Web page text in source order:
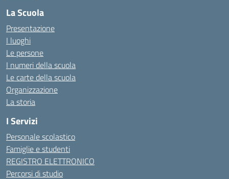
La Scuola
Presentazione
I luoghi
Le persone
I numeri della scuola
Le carte della scuola
Organizzazione
La storia
I Servizi
Personale scolastico
Famiglie e studenti
REGISTRO ELETTRONICO
Percorsi di studio